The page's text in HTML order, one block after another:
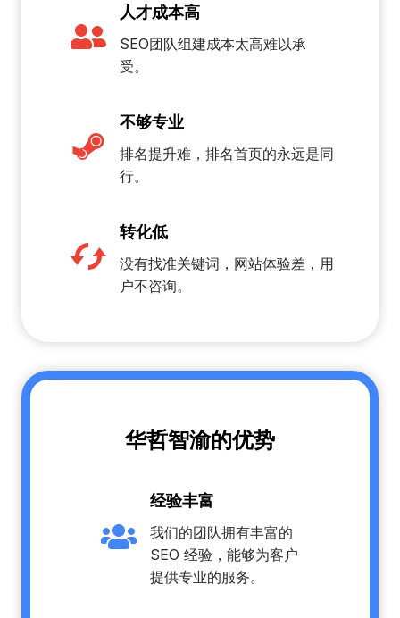
人才成本高
SEO团队组建成本太高难以承
受。
不够专业
排名提升难，排名首页的永远是同
行。
转化低
没有找准关键词，网站体验差，用
户不咨询。
华哲智渝的优势
经验丰富
我们的团队拥有丰富的
SEO 经验，能够为客户
提供专业的服务。